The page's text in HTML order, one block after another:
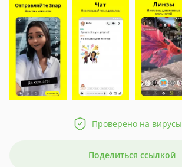
Проверено на вирусы
Поделиться ссылкой